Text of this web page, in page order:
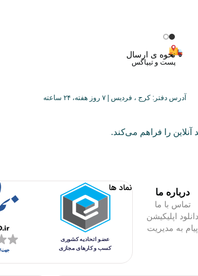
نحوه ی ارسال
پست و تیپاکس
آدرس دفتر: کرج ، فردیس | ۷ روز هفته، ۲۴ ساعته
را فراهم می‌کند.
درباره ما
تماس با ما
دانلود اپلیکیشن
پیام به مدیریت
نماد ها